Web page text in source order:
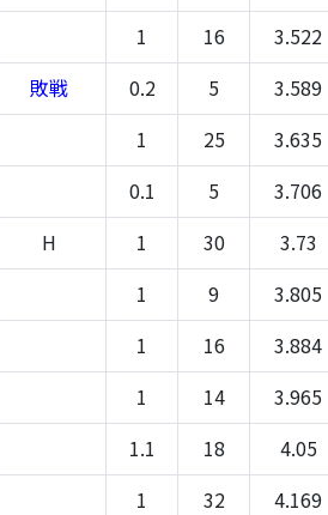
1 16 3.522
敗戦 0.2 5 3.589
1 25 3.635
0.1 5 3.706
H 1 30 3.73
1 9 3.805
1 16 3.884
1 14 3.965
1.1 18 4.05
1 32 4.169